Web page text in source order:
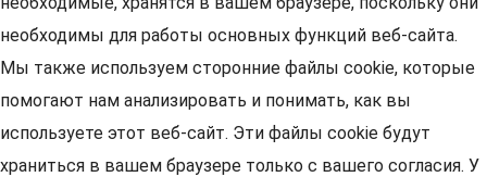
необходимы для работы основных функций веб-сайта.
Мы также используем сторонние файлы cookie, которые
помогают нам анализировать и понимать, как вы
используете этот веб-сайт. Эти файлы cookie будут
храниться в вашем браузере только с вашего согласия. У